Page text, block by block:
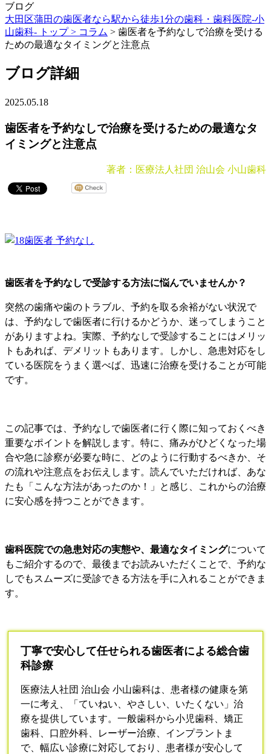
ブログ
大田区蒲田の歯医者なら駅から徒歩1分の歯科・歯科医院-小
山歯科- トップ > コラム > 歯医者を予約なしで治療を受ける
ための最適なタイミングと注意点
ブログ詳細
2025.05.18
歯医者を予約なしで治療を受けるための最適なタ
イミングと注意点
著者：医療法人社団 治山会 小山歯科
歯医者を予約なしで受診する方法に悩んでいませんか？
突然の歯痛や歯のトラブル、予約を取る余裕がない状況で
は、予約なしで歯医者に行けるかどうか、迷ってしまうこと
がありますよね。実際、予約なしで受診することにはメリッ
トもあれば、デメリットもあります。しかし、急患対応をし
ている医院をうまく選べば、迅速に治療を受けることが可能
です。
この記事では、予約なしで歯医者に行く際に知っておくべき
重要なポイントを解説します。特に、痛みがひどくなった場
合や急に診察が必要な時に、どのように行動するべきか、そ
の流れや注意点をお伝えします。読んでいただければ、あな
たも「こんな方法があったのか！」と感じ、これからの治療
に安心感を持つことができます。
歯科医院での急患対応の実態や、最適なタイミングについて
もご紹介するので、最後までお読みいただくことで、予約な
しでもスムーズに受診できる方法を手に入れることができま
す。
丁寧で安心して任せられる歯医者による総合歯
科診療
医療法人社団 治山会 小山歯科は、患者様の健康を第
一に考え、「ていねい、やさしい、いたくない」治
療を提供しています。一般歯科から小児歯科、矯正
歯科、口腔外科、レーザー治療、インプラントま
で、幅広い診療に対応しており、患者様が安心して